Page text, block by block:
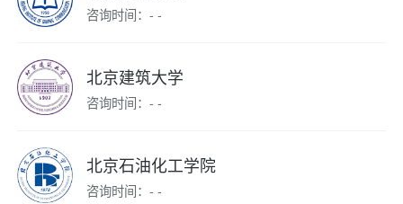
咨询时间：- -
北京建筑大学
咨询时间：- -
北京石油化工学院
咨询时间：- -